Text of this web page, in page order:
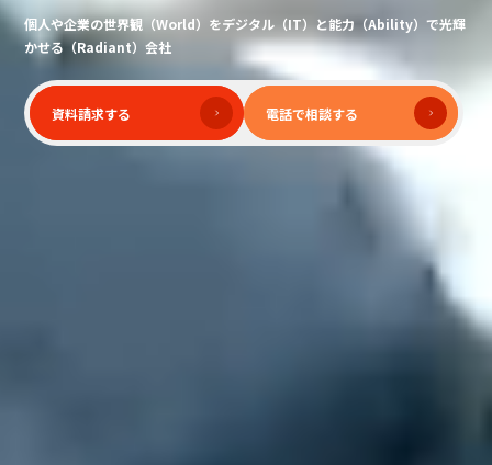
個人や企業の世界観（World）をデジタル（IT）と能力（Ability）で光輝
かせる（Radiant）会社
資料請求する 電話で相談する